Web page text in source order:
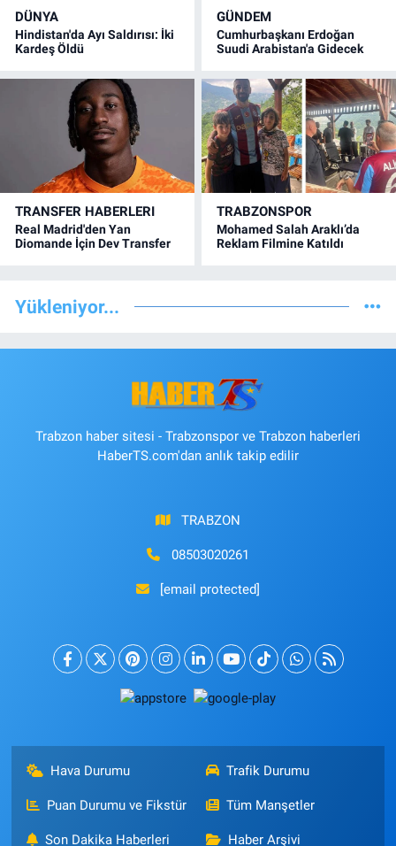
DÜNYA
Hindistan'da Ayı Saldırısı: İki
Kardeş Öldü
GÜNDEM
Cumhurbaşkanı Erdoğan
Suudi Arabistan'a Gidecek
TRANSFER HABERLERI
Real Madrid'den Yan
Diomande İçin Dev Transfer
TRABZONSPOR
Mohamed Salah Araklı’da
Reklam Filmine Katıldı
Yükleniyor...
Trabzon haber sitesi - Trabzonspor ve Trabzon haberleri
HaberTS.com'dan anlık takip edilir
TRABZON
08503020261
[email protected]
Hava Durumu Trafik Durumu
Puan Durumu ve Fikstür Tüm Manşetler
Son Dakika Haberleri Haber Arşivi